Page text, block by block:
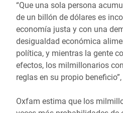
“Que una sola persona
de un billón de dólares es
economía justa y con una
desigualdad económica
política, y mientras la gente
efectos, los milmillonarios
reglas en su propio
Oxfam estima que los